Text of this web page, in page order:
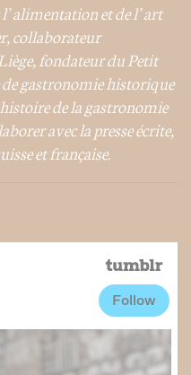
et de l’art
collaborateur
fondateur du Petit
gastronomie historique
histoire de la gastronomie
avec la presse écrite,
et française.